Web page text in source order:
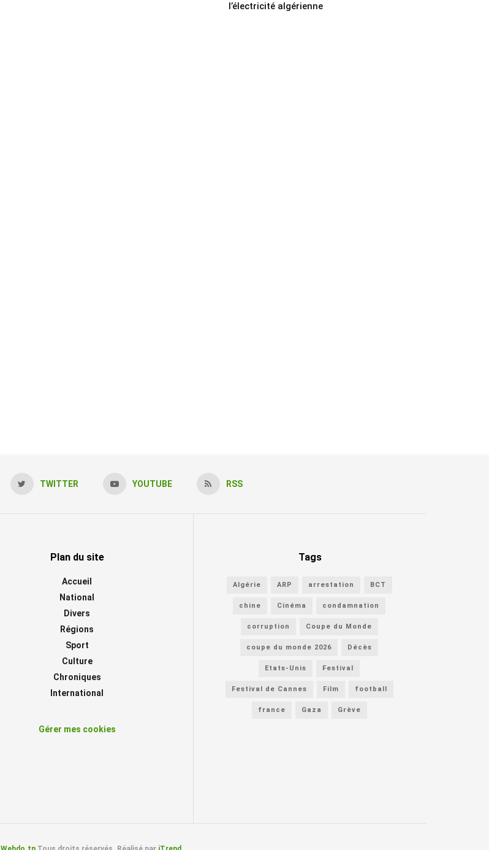
l’électricité algérienne
TWITTER YOUTUBE RSS
Plan du site
Accueil
National
Divers
Régions
Sport
Culture
Chroniques
International
Gérer mes cookies
Tags
Algérie ARP arrestation BCT
chine Cinéma condamnation
corruption Coupe du Monde
coupe du monde 2026 Décès
Etats-Unis Festival
Festival de Cannes Film football
france Gaza Grève